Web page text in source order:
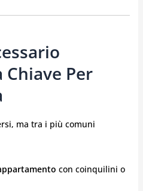
Per
ma tra i più comuni
con coinquilini o